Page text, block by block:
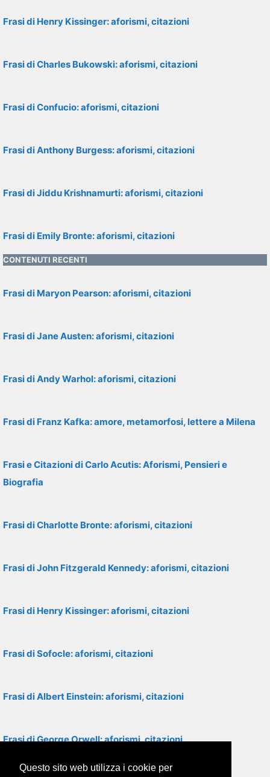
Frasi di Henry Kissinger: aforismi, citazioni
Frasi di Charles Bukowski: aforismi, citazioni
Frasi di Confucio: aforismi, citazioni
Frasi di Anthony Burgess: aforismi, citazioni
Frasi di Jiddu Krishnamurti: aforismi, citazioni
Frasi di Emily Bronte: aforismi, citazioni
CONTENUTI RECENTI
Frasi di Maryon Pearson: aforismi, citazioni
Frasi di Jane Austen: aforismi, citazioni
Frasi di Andy Warhol: aforismi, citazioni
Frasi di Franz Kafka: amore, metamorfosi, lettere a Milena
Frasi e Citazioni di Carlo Acutis: Aforismi, Pensieri e
Biografia
Frasi di Charlotte Bronte: aforismi, citazioni
Frasi di John Fitzgerald Kennedy: aforismi, citazioni
Frasi di Henry Kissinger: aforismi, citazioni
Frasi di Sofocle: aforismi, citazioni
Frasi di Albert Einstein: aforismi, citazioni
Frasi di George Orwell: aforismi, citazioni
Questo sito web utilizza i cookie per